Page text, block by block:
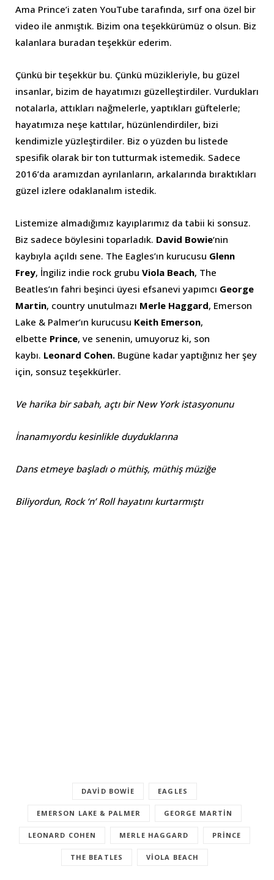
Ama Prince’i zaten YouTube tarafında, sırf ona özel bir
video ile anmıştık. Bizim ona teşekkürümüz o olsun. Biz
kalanlara buradan teşekkür ederim.
Çünkü bir teşekkür bu. Çünkü müzikleriyle, bu güzel
insanlar, bizim de hayatımızı güzelleştirdiler. Vurdukları
notalarla, attıkları nağmelerle, yaptıkları güftelerle;
hayatımıza neşe kattılar, hüzünlendirdiler, bizi
kendimizle yüzleştirdiler. Biz o yüzden bu listede
spesifik olarak bir ton tutturmak istemedik. Sadece
2016’da aramızdan ayrılanların, arkalarında bıraktıkları
güzel izlere odaklanalım istedik.
Listemize almadığımız kayıplarımız da tabii ki sonsuz.
Biz sadece böylesini toparladık. David Bowie‘nin
kaybıyla açıldı sene. The Eagles’ın kurucusu Glenn
Frey, İngiliz indie rock grubu Viola Beach, The
Beatles’ın fahri beşinci üyesi efsanevi yapımcı George
Martin, country unutulmazı Merle Haggard, Emerson
Lake & Palmer’ın kurucusu Keith Emerson,
elbette Prince, ve senenin, umuyoruz ki, son
kaybı. Leonard Cohen. Bugüne kadar yaptığınız her şey
için, sonsuz teşekkürler.
Ve harika bir sabah, açtı bir New York istasyonunu
İnanamıyordu kesinlikle duyduklarına
Dans etmeye başladı o müthiş, müthiş müziğe
Biliyordun, Rock ‘n’ Roll hayatını kurtarmıştı
DAVID BOWIE EAGLES
EMERSON LAKE & PALMER GEORGE MARTIN
LEONARD COHEN MERLE HAGGARD PRINCE
THE BEATLES VIOLA BEACH